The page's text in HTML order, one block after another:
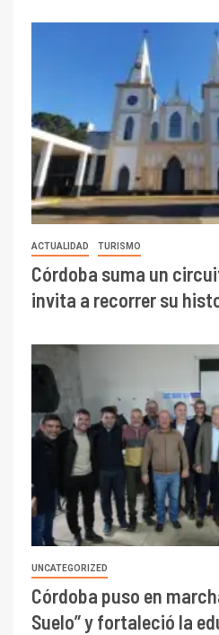
ACTUALIDAD TURISMO
Córdoba suma un
invita a recorrer su
UNCATEGORIZED
Córdoba puso en
Suelo” y fortaleció la